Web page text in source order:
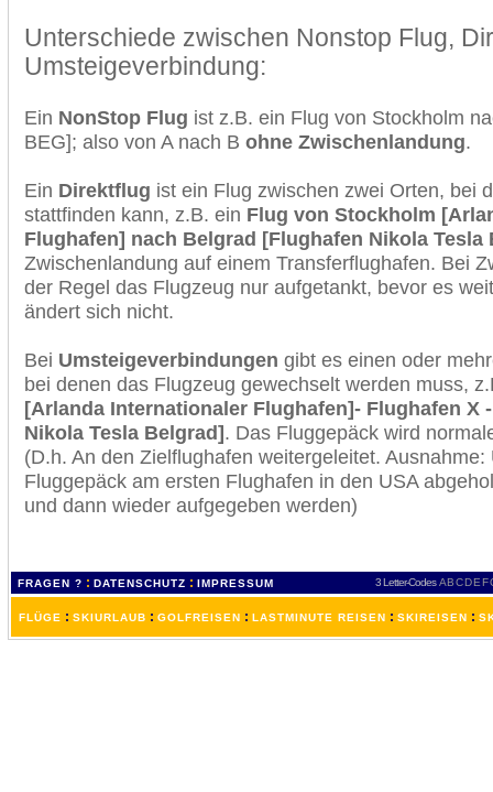
Unterschiede zwischen Nonstop Flug,
Umsteigeverbindung:
Ein NonStop Flug ist z.B. ein Flug von Stockholm
BEG]; also von A nach B ohne Zwischenlandung.
Ein Direktflug ist ein Flug zwischen zwei Orten, bei
stattfinden kann, z.B. ein Flug von Stockholm
Flughafen] nach Belgrad [Flughafen Nikola Tesla
Zwischenlandung auf einem Transferflughafen. Bei
der Regel das Flugzeug nur aufgetankt, bevor es
ändert sich nicht.
Bei Umsteigeverbindungen gibt es einen oder
bei denen das Flugzeug gewechselt werden muss,
[Arlanda Internationaler Flughafen]- Flughafen X
Nikola Tesla Belgrad]. Das Fluggepäck wird
(D.h. An den Zielflughafen weitergeleitet.
Fluggepäck am ersten Flughafen in den USA
und dann wieder aufgegeben werden)
FRAGEN ? : DATENSCHUTZ : IMPRESSUM 3 Letter-Codes ABCDEF
FLÜGE : SKIURLAUB : GOLFREISEN : LASTMINUTE REISEN : SKIREISEN :